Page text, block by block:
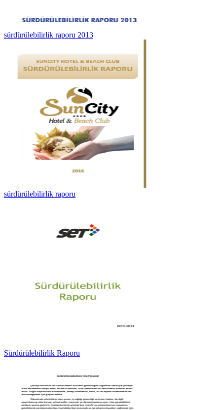
sürdürülebilirlik raporu 2013
sürdürülebilirlik raporu
Sürdürülebilirlik Raporu